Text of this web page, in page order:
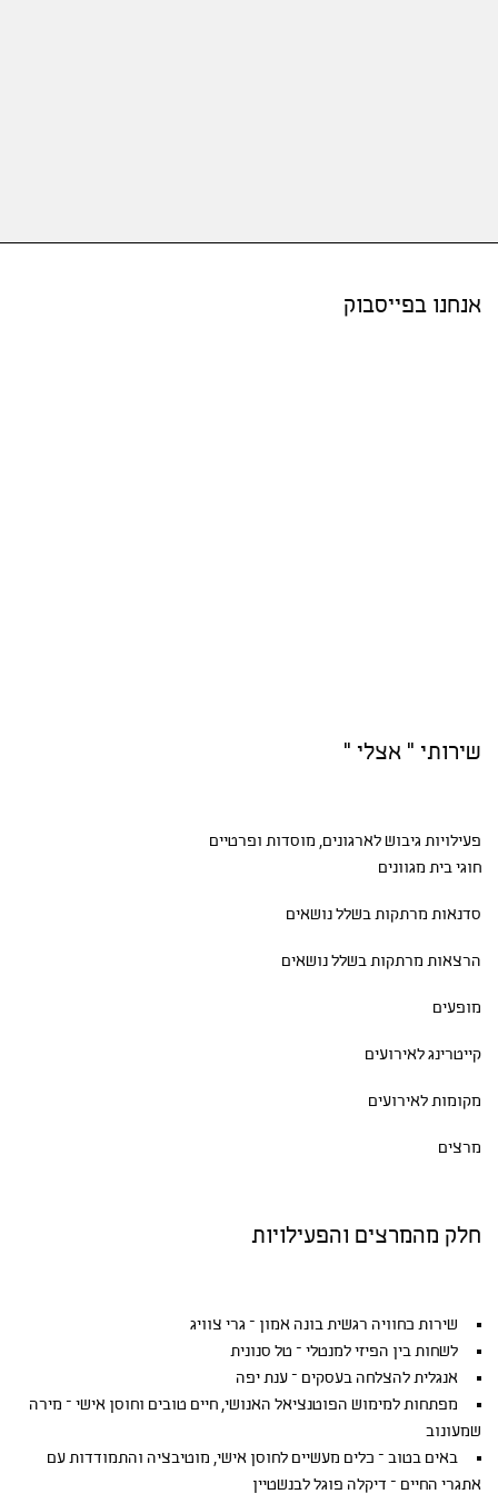
אנחנו בפייסבוק
שירותי " אצלי "
פעילויות גיבושלארגונים, מוסדות ופרטיים
חוגי בית מגוונים
סדנאות מרתקות בשלל נושאים
הרצאות מרתקות בשלל נושאים
מופעים
קייטרינג לאירועים
מקומות לאירועים
מרצים
חלק מהמרצים והפעילויות
שירות כחוויה רגשית בונה אמון – גרי צוויג
לשחות בין הפיזי למנטלי – טל סנונית
אנגלית להצלחה בעסקים – ענת יפה
מפתחות למימוש הפוטנציאל האנושי, חיים טובים וחוסן אישי – מירה
שמעונוב
באים בטוב – כלים מעשיים לחוסן אישי, מוטיבציה והתמודדות עם
אתגרי החיים – דיקלה פוגל לבנשטיין